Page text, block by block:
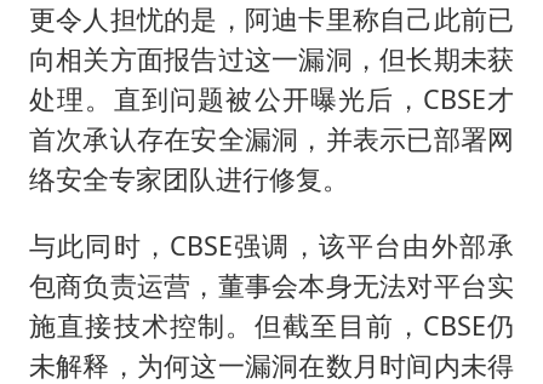
更令人担忧的是，阿迪卡里称自己此前已
向相关方面报告过这一漏洞，但长期未获
处理。直到问题被公开曝光后，CBSE才
首次承认存在安全漏洞，并表示已部署网
络安全专家团队进行修复。
与此同时，CBSE强调，该平台由外部承
包商负责运营，董事会本身无法对平台实
施直接技术控制。但截至目前，CBSE仍
未解释，为何这一漏洞在数月时间内未得